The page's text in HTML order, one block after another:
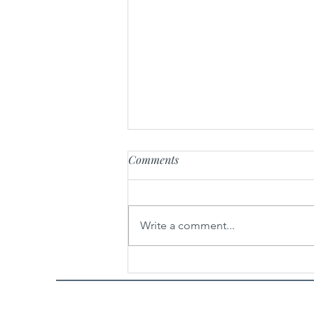
Oscarom® nagrađena „Ničija
Comments
Write a comment...